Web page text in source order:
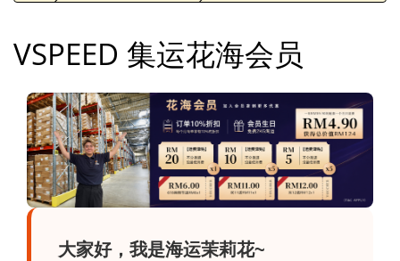
VSPEED 集运花海会员
大家好，我是海运茉莉花~